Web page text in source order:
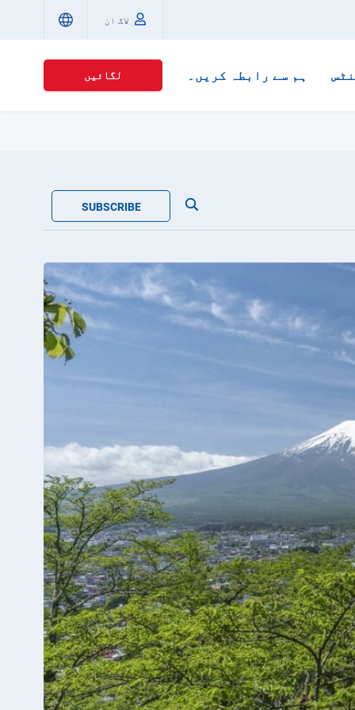
لاگ ان
ہم سے رابطہ کریں۔ لگائیں
SUBSCRIBE